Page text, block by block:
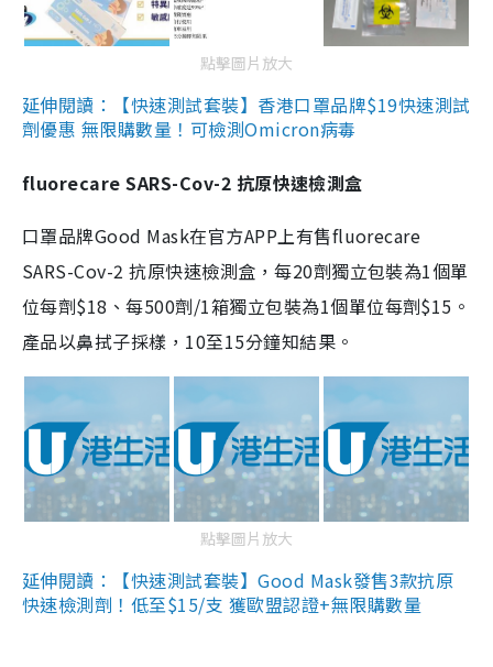
點擊圖片放大
延伸閱讀：【快速測試套裝】香港口罩品牌$19快速測試
劑優惠 無限購數量！可檢測Omicron病毒
fluorecare SARS-Cov-2 抗原快速檢測盒
口罩品牌Good Mask在官方APP上有售fluorecare
SARS-Cov-2 抗原快速檢測盒，每20劑獨立包裝為1個單
位每劑$18、每500劑/1箱獨立包裝為1個單位每劑$15。
產品以鼻拭子採樣，10至15分鐘知結果。
點擊圖片放大
延伸閱讀：【快速測試套裝】Good Mask發售3款抗原
快速檢測劑！低至$15/支 獲歐盟認證+無限購數量